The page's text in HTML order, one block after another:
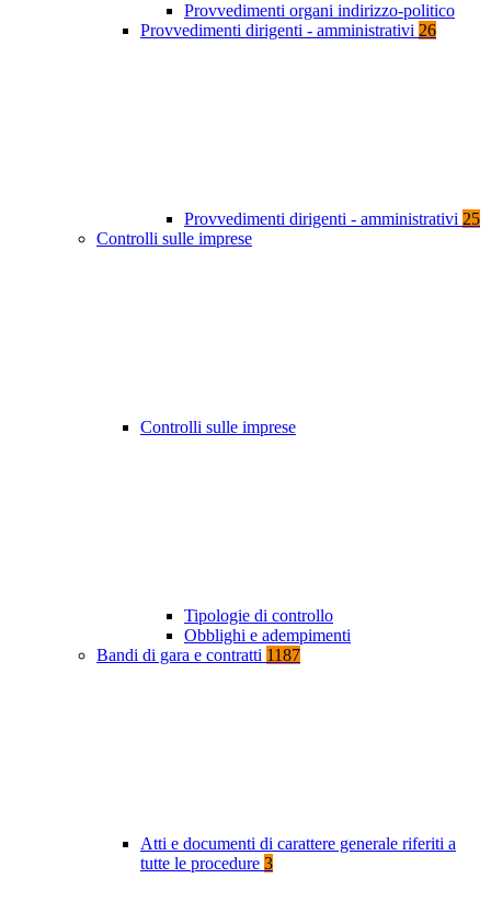
Provvedimenti organi indirizzo-politico
Provvedimenti dirigenti - amministrativi 26
Provvedimenti dirigenti - amministrativi 25
Controlli sulle imprese
Controlli sulle imprese
Tipologie di controllo
Obblighi e adempimenti
Bandi di gara e contratti 1187
Atti e documenti di carattere generale riferiti a
tutte le procedure 3